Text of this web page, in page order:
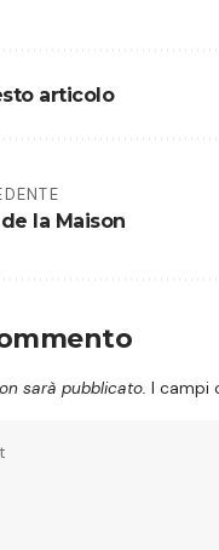
articolo
la Maison
sarà pubblicato. I campi